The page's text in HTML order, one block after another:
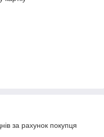
за рахунок покупця